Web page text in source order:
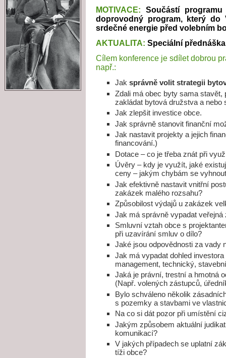
MOTIVACE: Součástí
doprovodný program, který
srdečné energie před volebním
AKTUALITA: Speciální
Cílem konference je sdílet dobrou
např.:
Jaksprávně volit strategii
Zdali má obec byty sama stavět,
zakládat bytová družstva a
Jak zlepšit investice obce.
Jak správně stanovit finanční
Jak nastavit projekty a jejich
financování.)
Dotace – co je třeba znát při
Úvěry – kdy je využít, jaké
ceny – jakým chybám se
Jak efektivně nastavit vnitřní
zakázek malého rozsahu?
Způsobilost výdajů u zakázek
Jak má správně vypadat
Smluvní vztah obce s
při uzavírání smluv o dílo?
Jaké jsou odpovědnosti za vady
Jak má vypadat dohled
management, technický,
Jaká je právní, trestní a hmotná
(Např. volených zástupců,
Bylo schváleno několik
s pozemky a stavbami ve
Na co si dát pozor při umístění
Jakým způsobem aktuální
komunikací?
V jakých případech se uplatní
tíži obce?